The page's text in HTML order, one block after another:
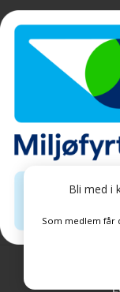
Bli med i
Som medlem får